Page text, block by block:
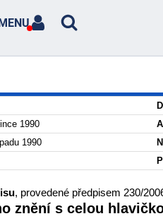
1990
1990
, provedené předpisem 230/
znění s celou